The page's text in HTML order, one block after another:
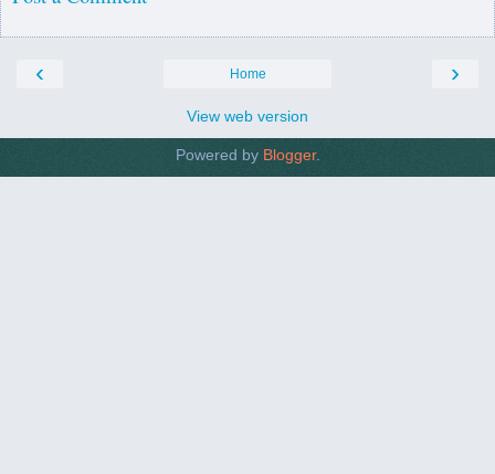
‹ ›
Home
View web version
Powered by Blogger.